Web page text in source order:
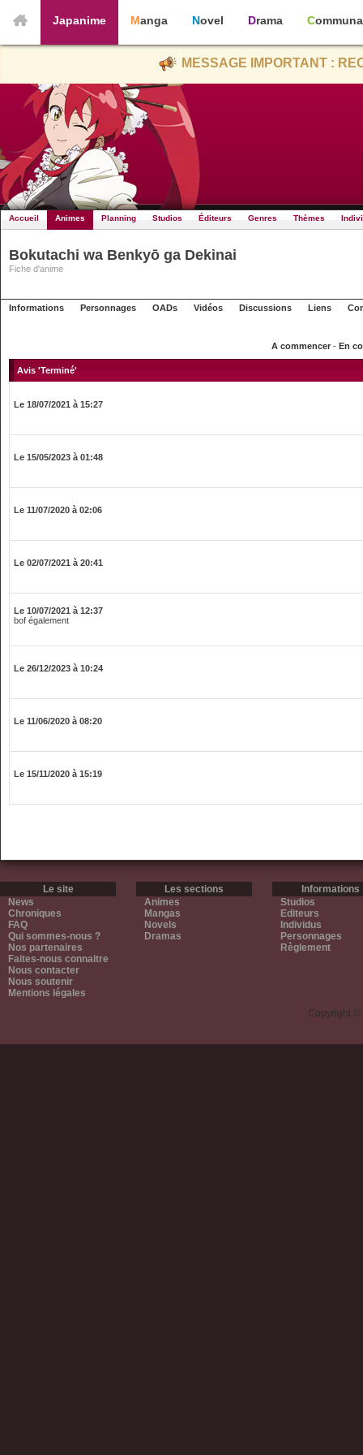
Japanime Manga Novel Drama
MESSAGE IMPORTANT :
Accueil Animes Planning Studios Éditeurs Genres Thèmes
Bokutachi wa Benkyō ga Dekinai
Fiche d'anime
Informations Personnages OADs Vidéos Discussions Liens
A commencer- En
Avis 'Terminé'
Le 18/07/2021 à 15:27
Le 15/05/2023 à 01:48
Le 11/07/2020 à 02:06
Le 02/07/2021 à 20:41
Le 10/07/2021 à 12:37
bof également
Le 26/12/2023 à 10:24
Le 11/06/2020 à 08:20
Le 15/11/2020 à 15:19
Le site
News
Chroniques
FAQ
Qui sommes-nous ?
Nos partenaires
Faites-nous connaitre
Nous contacter
Nous soutenir
Mentions légales
Les sections
Animes
Mangas
Novels
Dramas
Informations
Studios
Editeurs
Individus
Personnages
Règlement
Copyright ©